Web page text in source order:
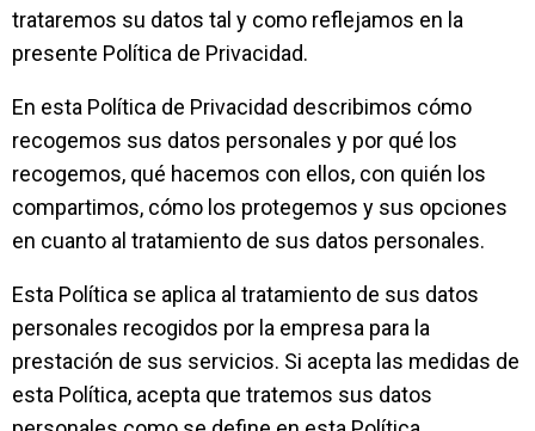
trataremos su datos tal y como reflejamos en la
presente Política de Privacidad.
En esta Política de Privacidad describimos cómo
recogemos sus datos personales y por qué los
recogemos, qué hacemos con ellos, con quién los
compartimos, cómo los protegemos y sus opciones
en cuanto al tratamiento de sus datos personales.
Esta Política se aplica al tratamiento de sus datos
personales recogidos por la empresa para la
prestación de sus servicios. Si acepta las medidas de
esta Política, acepta que tratemos sus datos